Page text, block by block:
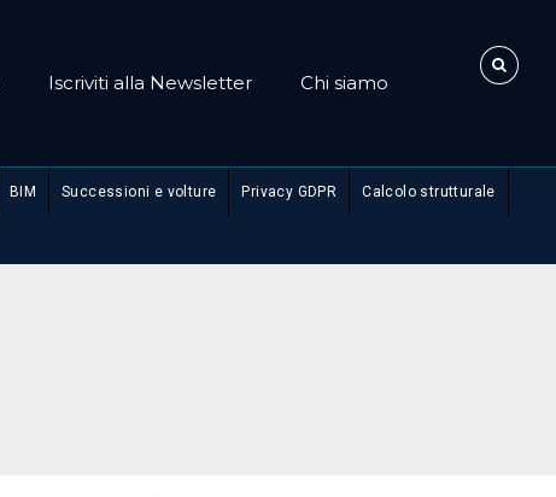
Iscriviti alla Newsletter Chi siamo
BIM Successioni e volture Privacy GDPR Calcolo strutturale